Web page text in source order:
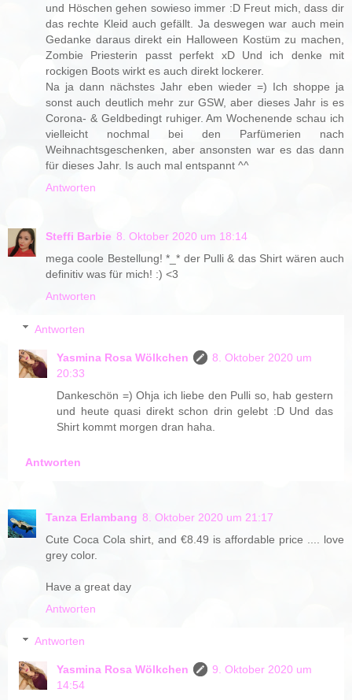
und Höschen gehen sowieso immer :D Freut mich, dass dir
das rechte Kleid auch gefällt. Ja deswegen war auch mein
Gedanke daraus direkt ein Halloween Kostüm zu machen,
Zombie Priesterin passt perfekt xD Und ich denke mit
rockigen Boots wirkt es auch direkt lockerer.
Na ja dann nächstes Jahr eben wieder =) Ich shoppe ja
sonst auch deutlich mehr zur GSW, aber dieses Jahr is es
Corona- & Geldbedingt ruhiger. Am Wochenende schau ich
vielleicht nochmal bei den Parfümerien nach
Weihnachtsgeschenken, aber ansonsten war es das dann
für dieses Jahr. Is auch mal entspannt ^^
Antworten
Steffi Barbie 8. Oktober 2020 um 18:14
mega coole Bestellung! *_* der Pulli & das Shirt wären auch
definitiv was für mich! :) <3
Antworten
Antworten
Yasmina Rosa Wölkchen
8. Oktober 2020 um
20:33
Dankeschön =) Ohja ich liebe den Pulli so, hab gestern
und heute quasi direkt schon drin gelebt :D Und das
Shirt kommt morgen dran haha.
Antworten
Tanza Erlambang 8. Oktober 2020 um 21:17
Cute Coca Cola shirt, and €8.49 is affordable price .... love
grey color.
Have a great day
Antworten
Antworten
Yasmina Rosa Wölkchen
9. Oktober 2020 um
14:54